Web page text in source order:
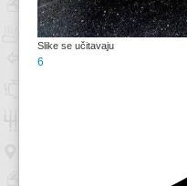
Slike se učitavaju
6